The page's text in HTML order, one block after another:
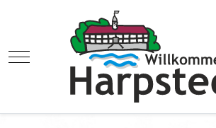
Mobile Menu Toggle